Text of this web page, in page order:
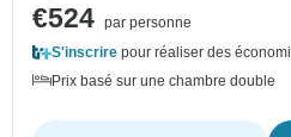
€524 par personne
S'inscrire pour réaliser des
Prix basé sur une chambre double